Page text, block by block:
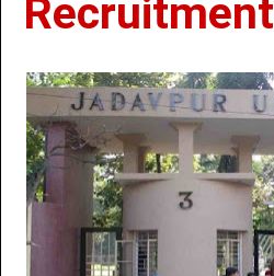
Recruitment